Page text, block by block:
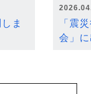
ま
「震
会」